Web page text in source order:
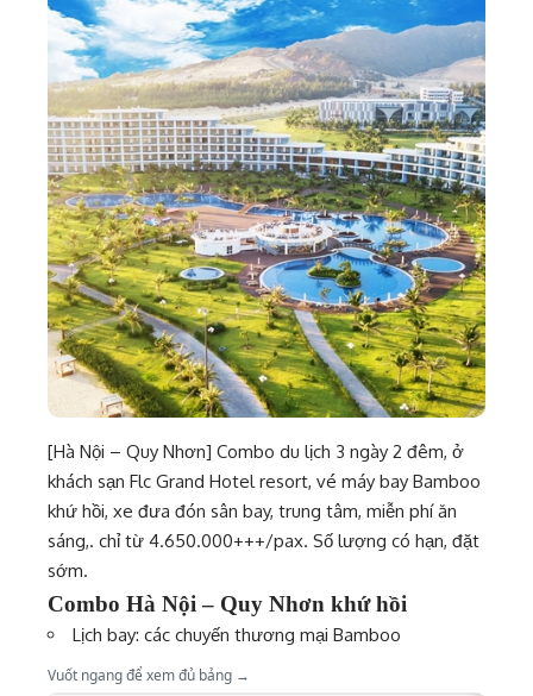
[Hà Nội – Quy Nhơn] Combo du lịch 3 ngày 2 đêm, ở
khách sạn Flc Grand Hotel resort, vé máy bay Bamboo
khứ hồi, xe đưa đón sân bay, trung tâm, miễn phí ăn
sáng,. chỉ từ 4.650.000+++/pax. Số lượng có hạn, đặt
sớm.
Combo Hà Nội – Quy Nhơn khứ hồi
Lịch bay: các chuyến thương mại Bamboo
Vuốt ngang để xem đủ bảng →